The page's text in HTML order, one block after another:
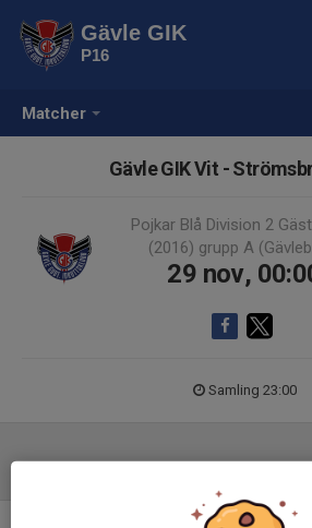
Matcher
Gävle GIK
P16
Gävle GIK Vit -
Pojkar Blå Division 2
(2016) grupp A
29 nov,
Samling 23:00